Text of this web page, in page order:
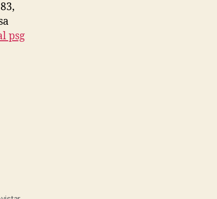
psg